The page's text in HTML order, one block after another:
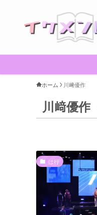
ホーム 川﨑優作
川﨑優作
は行